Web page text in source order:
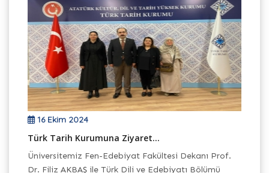
16 Ekim 2024
Türk Tarih Kurumuna Ziyaret...
Üniversitemiz Fen-Edebiyat Fakültesi Dekanı Prof.
Dr. Filiz AKBAŞ ile Türk Dili ve Edebiyatı Bölümü